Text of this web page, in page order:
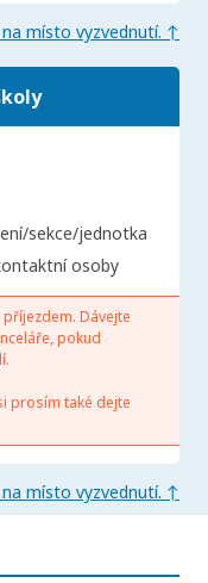
místo vyzvednutí. ↑
sekce/jednotka
osoby
Dávejte
pokud
prosím také dejte
místo vyzvednutí. ↑